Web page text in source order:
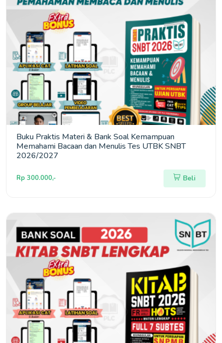
Buku Praktis Materi & Bank Soal Kemampuan
Memahami Bacaan dan Menulis Tes UTBK SNBT
2026/2027
Rp 300.000,- Beli